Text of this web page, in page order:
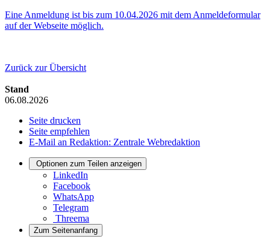
Eine Anmeldung ist bis zum 10.04.2026 mit dem Anmeldeformular
auf der Webseite möglich.
Zurück zur Übersicht
Stand
06.08.2026
Seite drucken
Seite empfehlen
E-Mail an Redaktion: Zentrale Webredaktion
Optionen zum Teilen anzeigen
LinkedIn
Facebook
WhatsApp
Telegram
Threema
Zum Seitenanfang